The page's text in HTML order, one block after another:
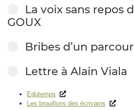
La voix sans repos
GOUX
Bribes d’un
Lettre à Alain Viala
Edutemps
Les brouillons des écrivains